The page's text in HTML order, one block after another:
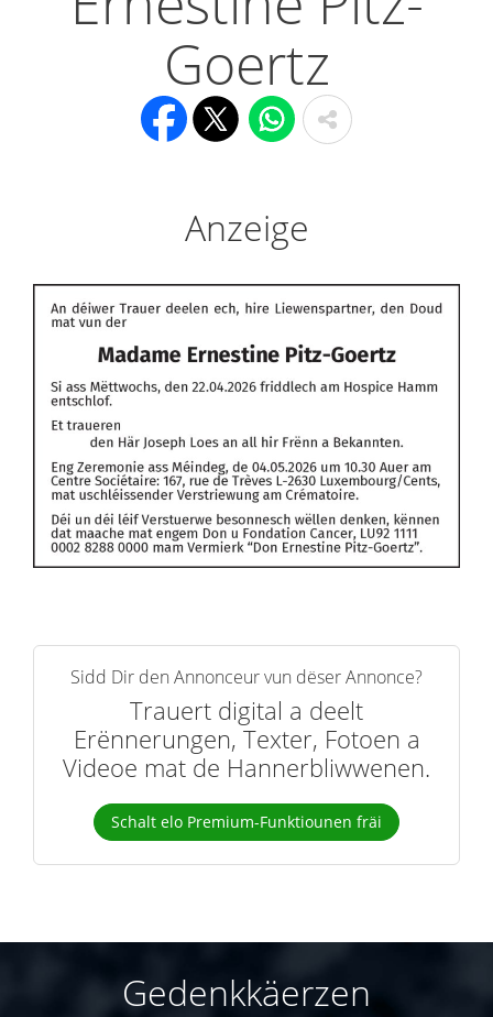
Goertz
Anzeige
Sidd Dir den Annonceur vun dëser Annonce?
Trauert digital a deelt
Erënnerungen, Texter, Fotoen a
Videoe mat de Hannerbliwwenen.
Schalt elo Premium-Funktiounen fräi
Gedenkkäerzen